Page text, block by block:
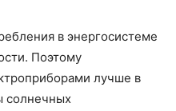
в энергосистеме
Поэтому
лучше в
солнечных